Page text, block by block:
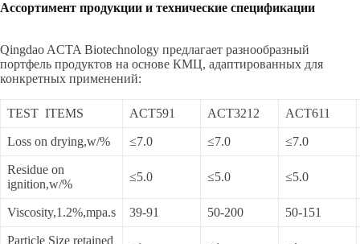
Ассортимент продукции и технические спецификации
Qingdao ACTA Biotechnology предлагает разнообразный
портфель продуктов на основе КМЦ, адаптированных для
конкретных применений:
TEST ITEMS ACT591 ACT3212 ACT611
Loss on drying,w/% ≤7.0 ≤7.0 ≤7.0
Residue on
ignition,w/%
≤5.0 ≤5.0 ≤5.0
Viscosity,1.2%,mpa.s 39-91 50-200 50-151
Particle Size retained